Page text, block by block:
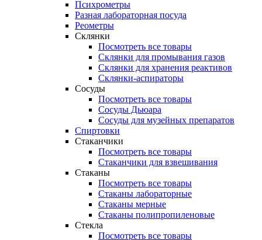
Психрометры
Разная лабораторная посуда
Реометры
Склянки
Посмотреть все товары
Склянки для промывания газов
Склянки для хранения реактивов
Склянки-аспираторы
Сосуды
Посмотреть все товары
Сосуды Дьюара
Сосуды для музейных препаратов
Спиртовки
Стаканчики
Посмотреть все товары
Стаканчики для взвешивания
Стаканы
Посмотреть все товары
Стаканы лабораторные
Стаканы мерные
Стаканы полипропиленовые
Стекла
Посмотреть все товары